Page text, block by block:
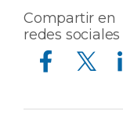
Compartir en
redes sociales
Compartir en Facebook Compartir en Twitter Compartir en Linkedin